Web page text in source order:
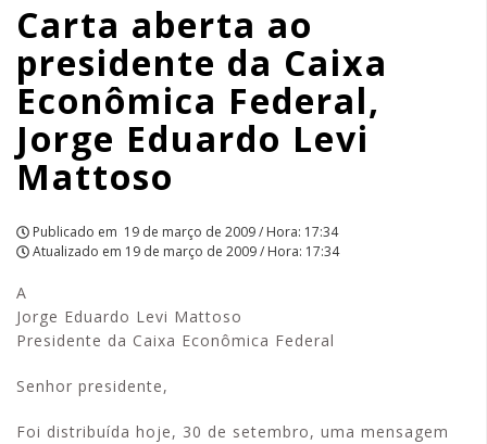
Eduardo
Levi
Mattoso
|
APCEF/SP
Carta aberta ao
presidente da Caixa
Econômica Federal,
Jorge Eduardo Levi
Mattoso
Publicado em 19 de março de 2009 / Hora: 17:34
Atualizado em 19 de março de 2009 / Hora: 17:34
A
Jorge Eduardo Levi Mattoso
Presidente da Caixa Econômica Federal
Senhor presidente,
Foi distribuída hoje, 30 de setembro, uma mensagem